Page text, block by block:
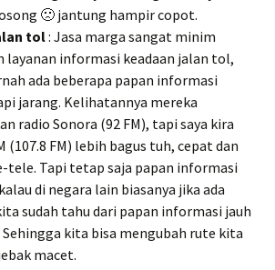
🙁 jantung hampir copot.
tol: Jasa marga sangat minim
layanan informasi keadaan jalan tol,
ada beberapa papan informasi
jarang. Kelihatannya mereka
radio Sonora (92 FM), tapi saya kira
(107.8 FM) lebih bagus tuh, cepat dan
tele. Tapi tetap saja papan informasi
di negara lain biasanya jika ada
sudah tahu dari papan informasi jauh
kita bisa mengubah rute kita
macet.